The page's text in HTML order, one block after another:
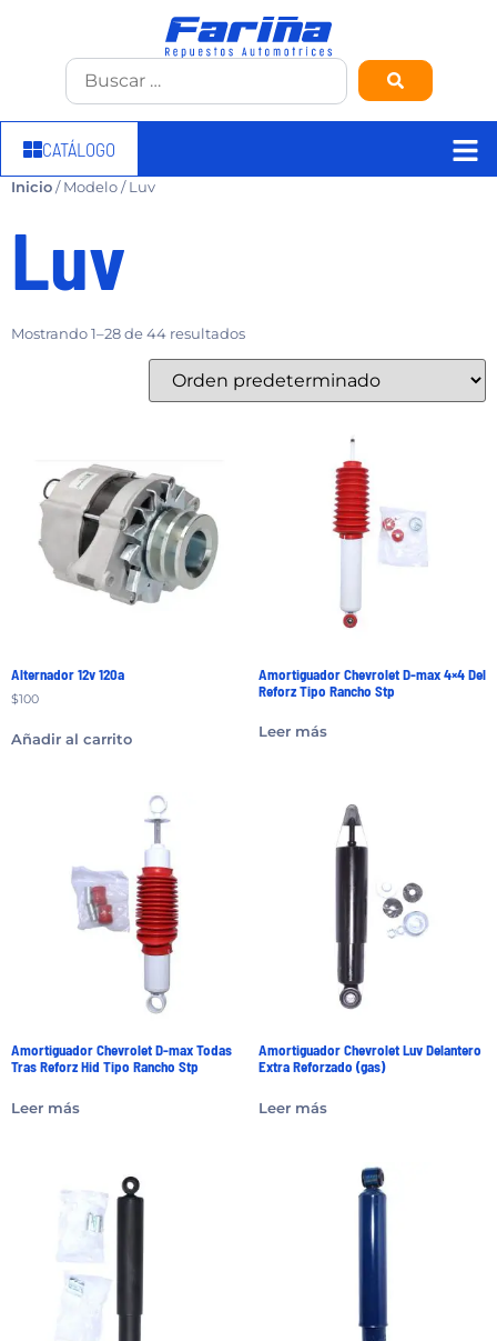
CATÁLOGO
Inicio/ Modelo / Luv
Luv
Mostrando 1–28 de 44 resultados
Alternador 12v 120a
$100
Añadir al carrito
Amortiguador Chevrolet D-max 4×4 Del
Reforz Tipo Rancho Stp
Leer más
Amortiguador Chevrolet D-max Todas
Tras Reforz Hid Tipo Rancho Stp
Leer más
Amortiguador Chevrolet Luv Delantero
Extra Reforzado (gas)
Leer más